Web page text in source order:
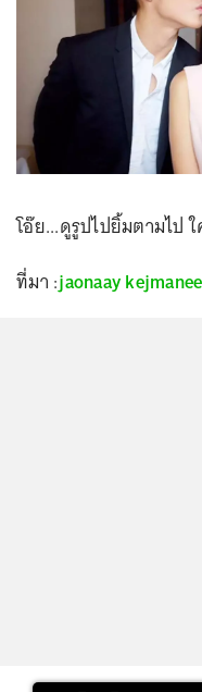
โอ๊ย...ดูรูปไปยิ้มตามไป
ที่มา :jaonaaykejmanee